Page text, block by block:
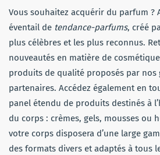
Vous souhaitez acquérir du parfum ?
éventail de tendance-parfums, créé
plus célèbres et les plus reconnus.
nouveautés en matière de
produits de qualité proposés par nos
partenaires. Accédez également en
panel étendu de produits destinés à
du corps : crèmes, gels, mousses ou
votre corps disposera d’une large
des formats divers et adaptés à tous